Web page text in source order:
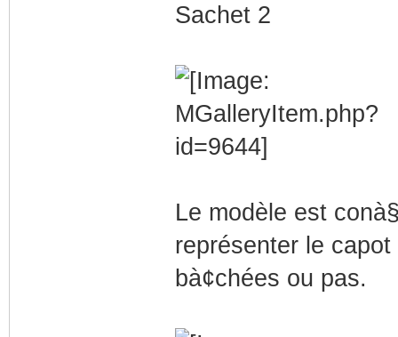
Sachet 2
Le modèle est
représenter le
bà¢chées ou pas.